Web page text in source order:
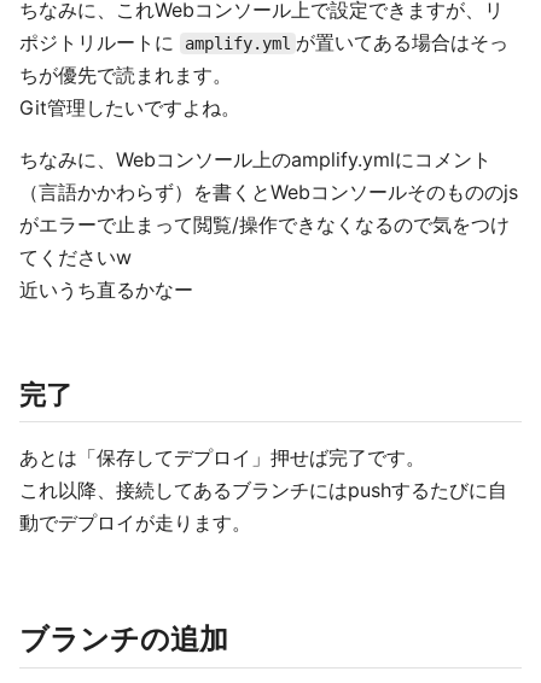
ちなみに、これWebコンソール上で設定できますが、リ
ポジトリルートに
amplify.yml が置いてある場合はそっ
ちが優先で読まれます。
Git管理したいですよね。
ちなみに、Webコンソール上のamplify.ymlにコメント
（言語かかわらず）を書くとWebコンソールそのもののjs
がエラーで止まって閲覧/操作できなくなるので気をつけ
てくださいw
近いうち直るかなー
完了
あとは「保存してデプロイ」押せば完了です。
これ以降、接続してあるブランチにはpushするたびに自
動でデプロイが走ります。
ブランチの追加